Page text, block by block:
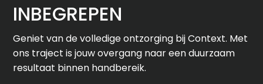
INBEGREPEN
Geniet van de volledige ontzorging bij Context. Met
ons traject is jouw overgang naar een duurzaam
resultaat binnen handbereik.